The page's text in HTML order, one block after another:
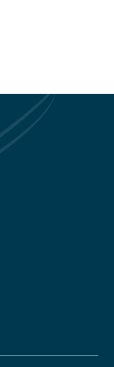
Ausgaben
Alle
bereits in
Funktion an,